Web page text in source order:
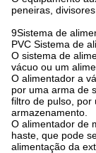
peneiras,
9Sistema de
PVC Sistema de
O sistema de
vácuo ou um
O alimentador a
por uma arma de
filtro de pulso, por
armazenamento.
O alimentador de
haste, que pode
alimentação da